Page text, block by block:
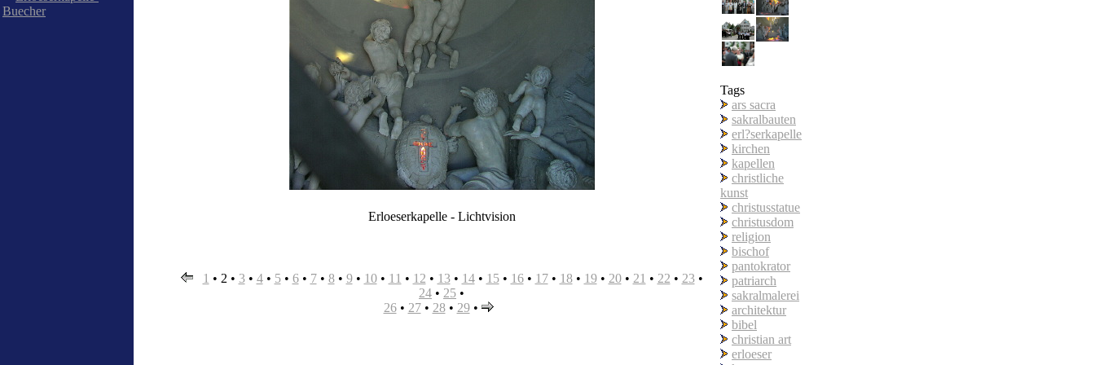
Buecher
Erloeserkapelle - Lichtvision
1 • 2 • 3• 4• 5• 6• 7• 8• 9• 10• 11 • 12 • 13• 14• 15• 16• 17• 18• 19• 20• 21 • 22 • 23•
24 • 25 •
26• 27• 28• 29•
Tags
ars sacra
sakralbauten
erl?serkapelle
kirchen
kapellen
christliche
kunst
christusstatue
christusdom
religion
bischof
pantokrator
patriarch
sakralmalerei
architektur
bibel
christian art
erloeser